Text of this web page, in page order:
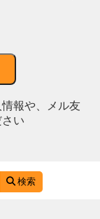
報や、メル友
い
検索